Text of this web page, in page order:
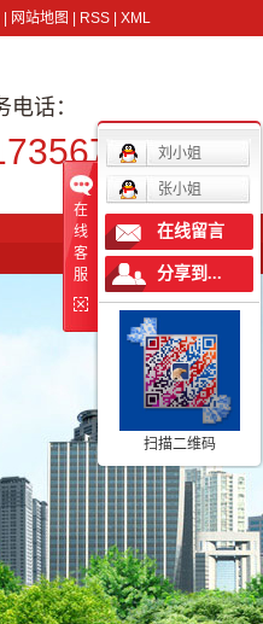
网站地图 RSS XML
电话：
在
线
客
服
刘小姐
张小姐
在线留言
分享到...
扫描二维码